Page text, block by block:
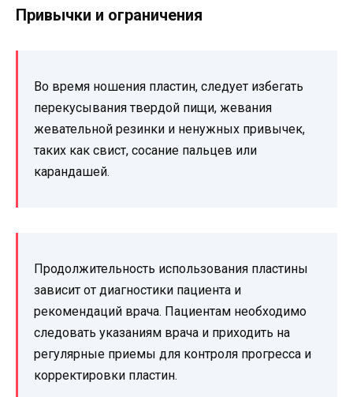
Привычки и ограничения
Во время ношения пластин, следует избегать
перекусывания твердой пищи, жевания
жевательной резинки и ненужных привычек,
таких как свист, сосание пальцев или
карандашей.
Продолжительность использования пластины
зависит от диагностики пациента и
рекомендаций врача. Пациентам необходимо
следовать указаниям врача и приходить на
регулярные приемы для контроля прогресса и
корректировки пластин.